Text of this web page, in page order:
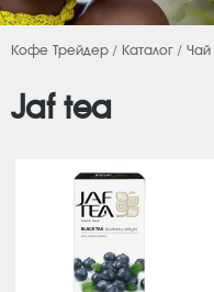
Кофе Трейдер / Каталог / Чай
Jaf tea